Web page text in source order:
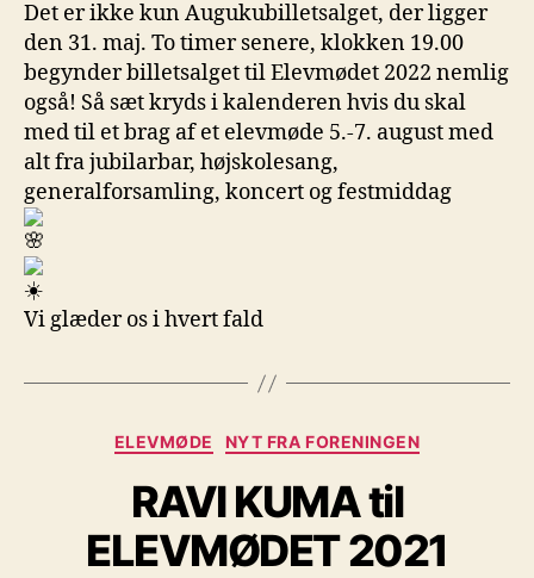
Det er ikke kun Augukubilletsalget, der ligger
den 31. maj. To timer senere, klokken 19.00
begynder billetsalget til Elevmødet 2022 nemlig
også! Så sæt kryds i kalenderen hvis du skal
med til et brag af et elevmøde 5.-7. august med
alt fra jubilarbar, højskolesang,
generalforsamling, koncert og festmiddag
Vi glæder os i hvert fald
Kategorier
ELEVMØDE NYT FRA FORENINGEN
RAVI KUMA til
ELEVMØDET 2021